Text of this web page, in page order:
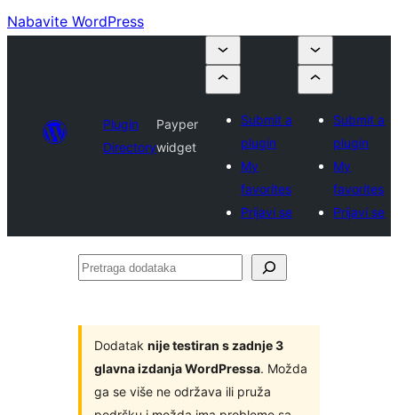
Nabavite WordPress
Plugin
Directory
Payper
widget
Submit a
plugin
My
favorites
Prijavi se
Submit a
plugin
My
favorites
Prijavi se
Pretraga
Dodatak nije testiran s zadnje 3
glavna izdanja WordPressa. Možda
ga se više ne održava ili pruža